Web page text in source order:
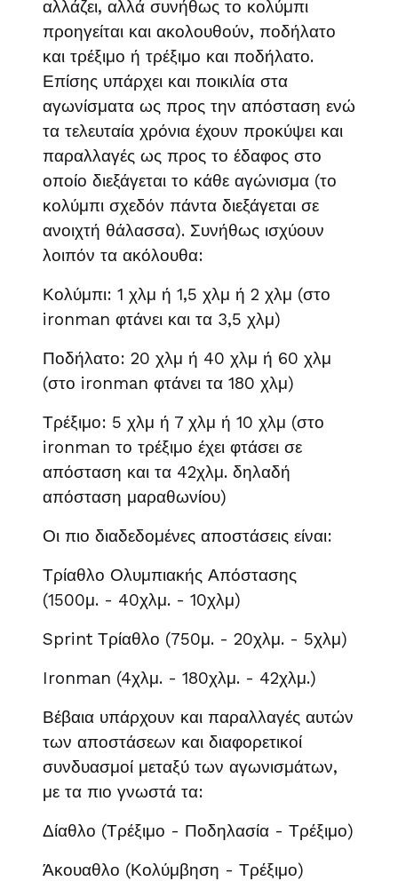
αλλάζει, αλλά συνήθως το κολύμπι
προηγείται και ακολουθούν, ποδήλατο
και τρέξιμο ή τρέξιμο και ποδήλατο.
Επίσης υπάρχει και ποικιλία στα
αγωνίσματα ως προς την απόσταση ενώ
τα τελευταία χρόνια έχουν προκύψει και
παραλλαγές ως προς το έδαφος στο
οποίο διεξάγεται το κάθε αγώνισμα (το
κολύμπι σχεδόν πάντα διεξάγεται σε
ανοιχτή θάλασσα). Συνήθως ισχύουν
λοιπόν τα ακόλουθα:
Κολύμπι: 1 χλμ ή 1,5 χλμ ή 2 χλμ (στο
ironman φτάνει και τα 3,5 χλμ)
Ποδήλατο: 20 χλμ ή 40 χλμ ή 60 χλμ
(στο ironman φτάνει τα 180 χλμ)
Τρέξιμο: 5 χλμ ή 7 χλμ ή 10 χλμ (στο
ironman το τρέξιμο έχει φτάσει σε
απόσταση και τα 42χλμ. δηλαδή
απόσταση μαραθωνίου)
Οι πιο διαδεδομένες αποστάσεις είναι:
Τρίαθλο Ολυμπιακής Απόστασης
(1500μ. - 40χλμ. - 10χλμ)
Sprint Τρίαθλο (750μ. - 20χλμ. - 5χλμ)
Ironman (4χλμ. - 180χλμ. - 42χλμ.)
Βέβαια υπάρχουν και παραλλαγές αυτών
των αποστάσεων και διαφορετικοί
συνδυασμοί μεταξύ των αγωνισμάτων,
με τα πιο γνωστά τα:
Δίαθλο (Τρέξιμο - Ποδηλασία - Τρέξιμο)
Άκουαθλο (Κολύμβηση - Τρέξιμο)